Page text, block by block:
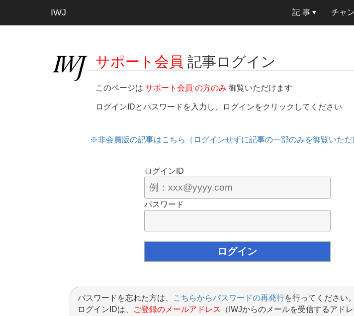
IWJ 記 事 チャ
サポート会員 記事ログイン
このページは サポート会員 の方のみ 御覧いただけます
ログインIDとパスワードを入力し、ログインをクリックしてください
※非会員版の記事はこちら（ログインせずに記事の一部のみを御覧いただ
ログインID
パスワード
パスワードを忘れた方は、 こちらからパスワードの再発行を行ってください。
ログインIDは、
ご登録のメールアドレス （IWJからのメールを受信するアドレ